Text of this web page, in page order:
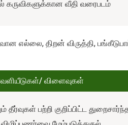
கருவிகளுக்கான வீதி வரைபடம்
எல்லை, திறன் விருத்தி,
விளைவுகள்
தீர்வுகள் பற்றி குறிப்பிட்ட